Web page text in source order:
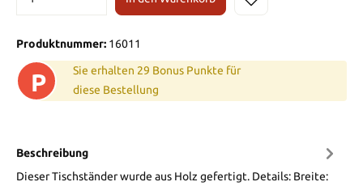
Produktnummer: 16011
P
Sie erhalten 29 Bonus Punkte für
diese Bestellung
Beschreibung
Dieser Tischständer wurde aus Holz gefertigt. Details: Breite: